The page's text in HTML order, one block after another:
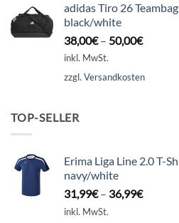
adidas Tiro 26
black/white
38,00€– 50,00€
inkl. MwSt.
zzgl. Versandkosten
TOP-SELLER
Erima Liga Line 2.0 T-
navy/white
31,99€– 36,99€
inkl. MwSt.